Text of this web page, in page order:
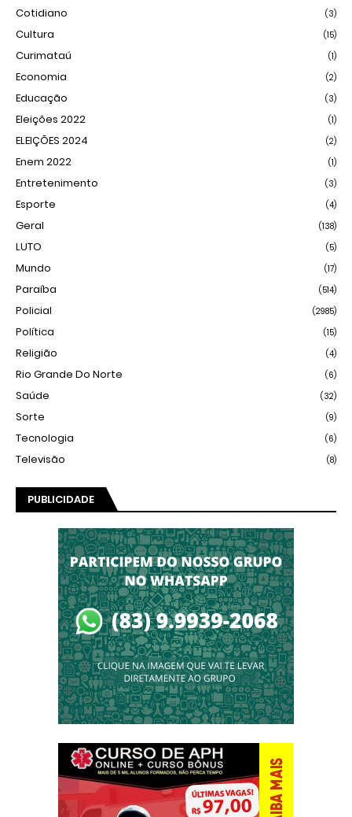
Cotidiano (3)
Cultura (15)
Curimataú (1)
Economia (2)
Educação (3)
Eleições 2022 (1)
ELEIÇÕES 2024 (2)
Enem 2022 (1)
Entretenimento (3)
Esporte (4)
Geral (138)
LUTO (5)
Mundo (17)
Paraíba (514)
Policial (2985)
Política (15)
Religião (4)
Rio Grande Do Norte (6)
Saúde (32)
Sorte (9)
Tecnologia (6)
Televisão (8)
PUBLICIDADE